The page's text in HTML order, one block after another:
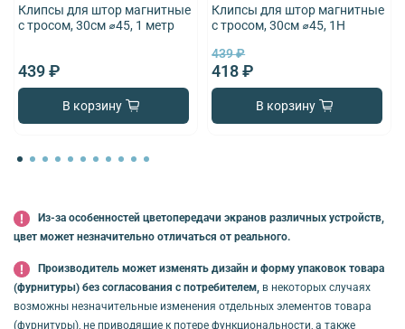
Клипсы для штор магнитные
с тросом, 30см ⌀45, 1 метр
439 ₽
В корзину
Клипсы для штор магнитные
с тросом, 30см ⌀45, 1Н
439 ₽
418 ₽
В корзину
Из-за особенностей цветопередачи экранов различных устройств,
цвет может незначительно отличаться от реального.
Производитель может изменять дизайн и форму упаковок товара
(фурнитуры) без согласования с потребителем, в некоторых случаях
возможны незначительные изменения отдельных элементов товара
(фурнитуры), не приводящие к потере функциональности, а также